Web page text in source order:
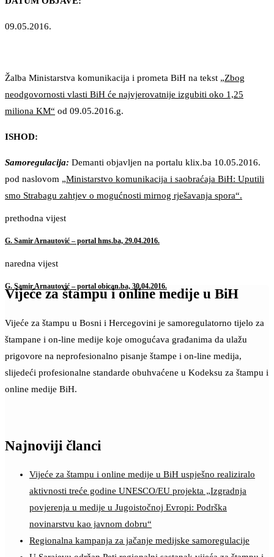
09.05.2016.
Žalba Ministarstva komunikacija i prometa BiH na tekst „Zbog
neodgovornosti vlasti BiH će najvjerovatnije izgubiti oko 1,25
miliona KM“ od 09.05.2016.g.
ISHOD:
Samoregulacija: Demanti objavljen na portalu klix.ba 10.05.2016.
pod naslovom „Ministarstvo komunikacija i saobraćaja BiH: Uputili
smo Strabagu zahtjev o mogućnosti mirnog rješavanja spora“.
prethodna vijest
G. Samir Arnautović – portal hms.ba, 29.04.2016.
naredna vijest
G. Samir Arnautović – portal obican.ba, 30.04.2016.
Vijeće za štampu i online medije u BiH
Vijeće za štampu u Bosni i Hercegovini je samoregulatorno tijelo za
štampane i on-line medije koje omogućava građanima da ulažu
prigovore na neprofesionalno pisanje štampe i on-line medija,
slijedeći profesionalne standarde obuhvaćene u Kodeksu za štampu i
online medije BiH.
Najnoviji članci
Vijeće za štampu i online medije u BiH uspješno realiziralo
aktivnosti treće godine UNESCO/EU projekta „Izgradnja
povjerenja u medije u Jugoistočnoj Evropi: Podrška
novinarstvu kao javnom dobru“
Regionalna kampanja za jačanje medijske samoregulacije